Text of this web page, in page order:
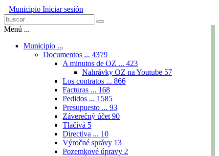
Municipio Iniciar sesión
Menú ...
Municipio ...
Documentos ... 4379
A minutos de OZ ... 423
Nahrávky OZ na Youtube 57
Los contratos ... 866
Facturas ... 168
Pedidos ... 1585
Presupuesto ... 93
Záverečný účet 90
Tlačivá 5
Directiva ... 10
Výročné správy 13
Pozemkové úpravy 2